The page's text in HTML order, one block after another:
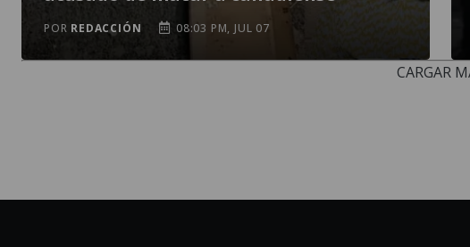
POR REDACCIÓN 08:03 PM, JUL 07
CARGAR